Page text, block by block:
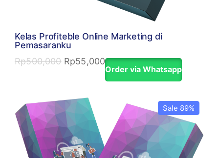
Kelas Profiteble Online Marketing di
Pemasaranku
Rp500,000 Rp55,000
Order via Whatsapp
Sale 89%